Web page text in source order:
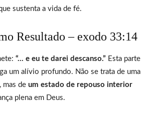
sustenta a vida de fé.
Resultado – exodo 33:14
“… e eu te darei descanso.” Esta parte
um alívio profundo. Não se trata de uma
mas de um estado de repouso interior
plena em Deus.